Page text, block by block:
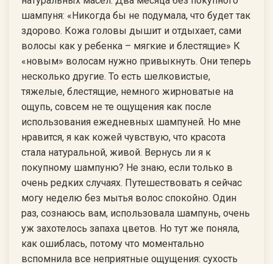
шампуня: «Никогда бы не подумала, что будет так
здорово. Кожа головы дышит и отдыхает, сами
волосы как у ребенка – мягкие и блестящие» К
«новым» волосам нужно привыкнуть. Они теперь
несколько другие. То есть шелковистые,
тяжелые, блестящие, немного жирноватые на
ощупь, совсем не те ощущения как после
использования ежедневных шампуней. Но мне
нравится, я как кожей чувствую, что красота
стала натуральной, живой. Вернусь ли я к
покупному шампуню? Не знаю, если только в
очень редких случаях. Путешествовать я сейчас
могу неделю без мытья волос спокойно. Один
раз, сознаюсь вам, использовала шампунь, очень
уж захотелось запаха цветов. Но тут же поняла,
как ошиблась, потому что моментально
вспомнила все неприятные ощущения: сухость